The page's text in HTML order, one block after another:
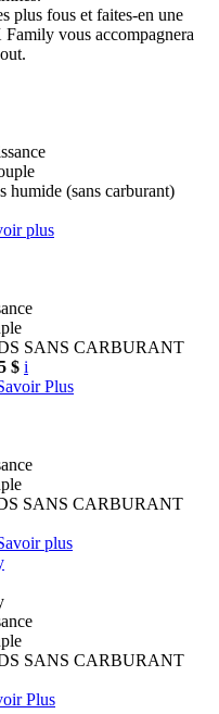
plus fous et faites-en une
vous accompagnera
humide (sans carburant)
plus
SANS CARBURANT
$ i
Plus
SANS CARBURANT
plus
SANS CARBURANT
Plus